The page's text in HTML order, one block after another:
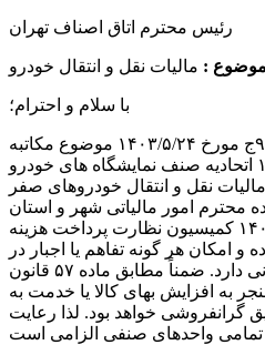
رئیس محترم اتاق اصناف تهران
موضوع : مالیات نقل و انتقال خودرو
با سلام و احترام؛
بازگشت به نامه شماره ۹۴۳۷۲۱ج مورخ ۱۴۰۳/۵/۲۴ موضوع مکاتبه
شماره ۴۳۶۲ مورخ ۱۴۰۳/۴/۲۴ اتحادیه صنف نمایشگاه های خودرو
نقل و انتقال خودروهای صفر
محترم امور مالیاتی شهر و استان
تهران در جلسه مورخ ۱۴۰۳/۵/۳۰ کمیسیون نظارت پرداخت هزینه
و امکان هر گونه تفاهم یا اجبار در
تغییر آن به خریدار مغایرت قانونی دارد. ضمناً مطابق ماده ۵۷ قانون
به افزایش بهای کالا یا خدمت به
گرانفروشی خواهد بود. لذا رعایت